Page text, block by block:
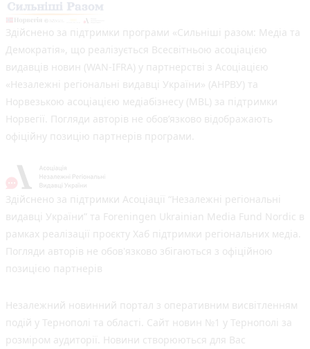
Здійснено за підтримки програми «Сильніші разом: Медіа та
Демократія», що реалізується Всесвітньою асоціацією
видавців новин (WAN-IFRA) у партнерстві з Асоціацією
«Незалежні регіональні видавці України» (АНРВУ) та
Норвезькою асоціацією медіабізнесу (MBL) за підтримки
Норвегії. Погляди авторів не обов’язково відображають
офіційну позицію партнерів програми.
Здійснено за підтримки Асоціації “Незалежні регіональні
видавці України” та Foreningen Ukrainian Media Fund Nordic в
рамках реалізації проєкту Хаб підтримки регіональних медіа.
Погляди авторів не обов'язково збігаються з офіційною
позицією партнерів
Незалежний новинний портал з оперативним висвітленням
подій у Тернополі та області. Сайт новин №1 у Тернополі за
розміром аудиторії. Новини створюються для Вас